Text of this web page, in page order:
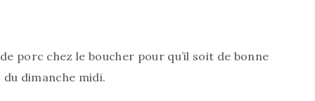
porc chez le boucher pour qu’il soit de bonne
du dimanche midi.